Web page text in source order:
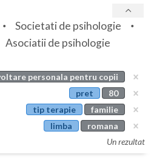
Societati de psihologie
Asociatii de psihologie
personala pentru copii
pret
80
tip terapie
familie
limba
romana
Un rezultat